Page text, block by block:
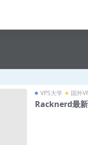
VPS大学 国外
Racknerd最